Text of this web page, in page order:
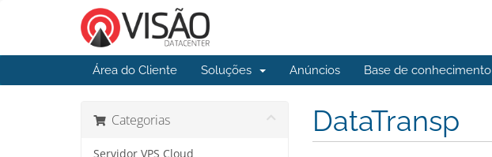
Área do Cliente Soluções Anúncios Base de conhecimento
Categorias
Servidor VPS Cloud
DataTransp